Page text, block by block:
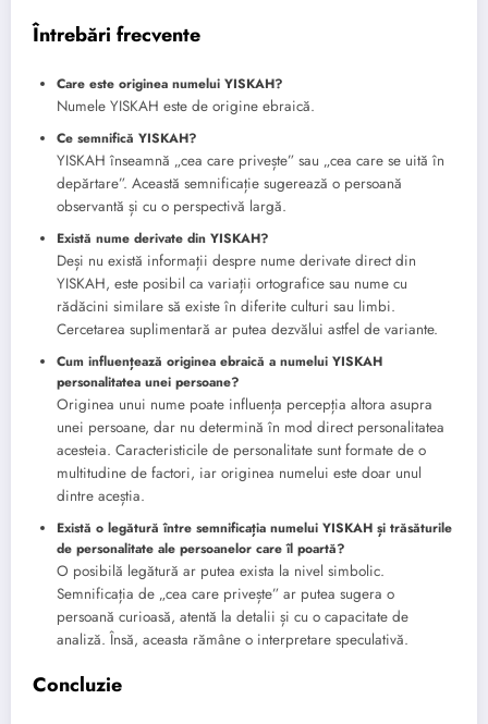
Întrebări frecvente
Care este originea numelui YISKAH?
Numele YISKAH este de origine ebraică.
Ce semnifică YISKAH?
YISKAH înseamnă „cea care privește” sau „cea care se uită în
depărtare”. Această semnificație sugerează o persoană
observantă și cu o perspectivă largă.
Există nume derivate din YISKAH?
Deși nu există informații despre nume derivate direct din
YISKAH, este posibil ca variații ortografice sau nume cu
rădăcini similare să existe în diferite culturi sau limbi.
Cercetarea suplimentară ar putea dezvălui astfel de variante.
Cum influențează originea ebraică a numelui YISKAH
personalitatea unei persoane?
Originea unui nume poate influența percepția altora asupra
unei persoane, dar nu determină în mod direct personalitatea
acesteia. Caracteristicile de personalitate sunt formate de o
multitudine de factori, iar originea numelui este doar unul
dintre aceștia.
Există o legătură între semnificația numelui YISKAH și trăsăturile
de personalitate ale persoanelor care îl poartă?
O posibilă legătură ar putea exista la nivel simbolic.
Semnificația de „cea care privește” ar putea sugera o
persoană curioasă, atentă la detalii și cu o capacitate de
analiză. Însă, aceasta rămâne o interpretare speculativă.
Concluzie